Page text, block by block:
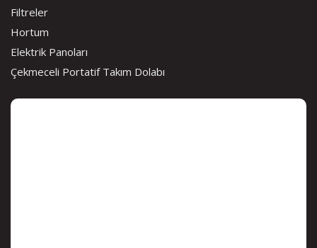
Filtreler
Hortum
Elektrik Panoları
Çekmeceli Portatif Takım Dolabı